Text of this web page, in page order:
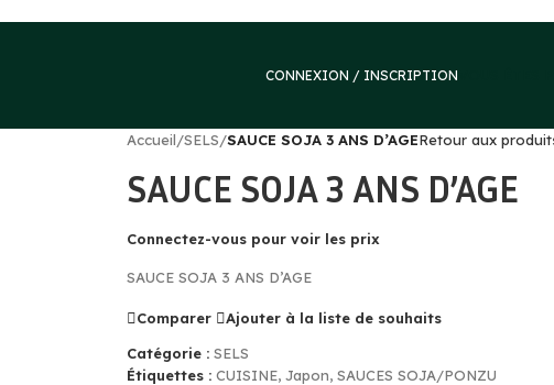
CONNEXION / INSCRIPTION
Accueil/SELS/SAUCE SOJA 3 ANS D’AGERetour aux
SAUCE SOJA 3 ANS D’AGE
Connectez-vous pour voir les prix
SAUCE SOJA 3 ANS D’AGE
Comparer Ajouter à la liste de souhaits
Catégorie : SELS
Étiquettes : CUISINE, Japon, SAUCES SOJA/PONZU